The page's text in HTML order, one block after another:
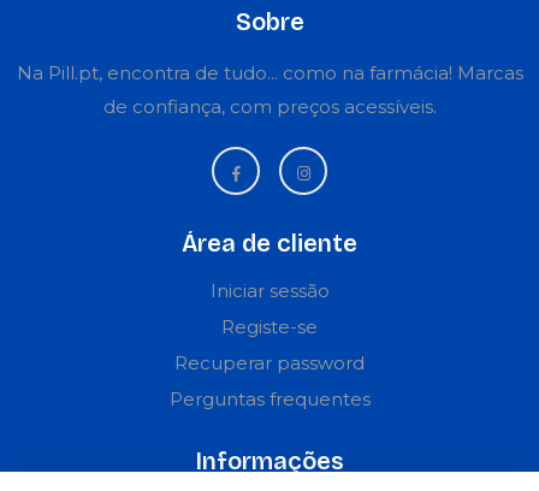
Sobre
Na Pill.pt, encontra de tudo... como na farmácia! Marcas
de confiança, com preços acessíveis.
Área de cliente
Iniciar sessão
Registe-se
Recuperar password
Perguntas frequentes
Informações